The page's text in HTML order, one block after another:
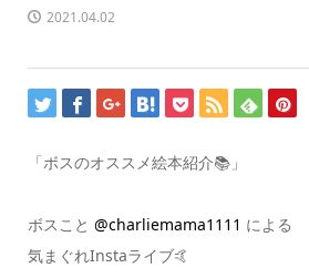
2021.04.02
「ボスのオススメ絵本紹介📚」
ボスこと @charliemama1111 による
気まぐれInstaライブ🤙